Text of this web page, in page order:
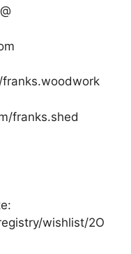
franks.shed
wishlist/2O